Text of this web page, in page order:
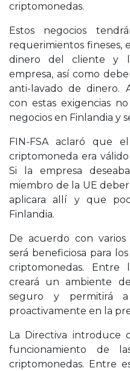
criptomonedas.
Estos negocios
requerimientos fineses,
dinero del cliente y
empresa, así como
anti-lavado de dinero.
con estas exigencias
negocios en Finlandia y
FIN-FSA aclaró que
criptomoneda era
Si la empresa
miembro de la UE
aplicara allí y que
Finlandia.
De acuerdo con varios
será beneficiosa para
criptomonedas. Entre
creará un ambiente
seguro y permitirá
proactivamente en la
La Directiva introduce
funcionamiento de
criptomonedas. Entre